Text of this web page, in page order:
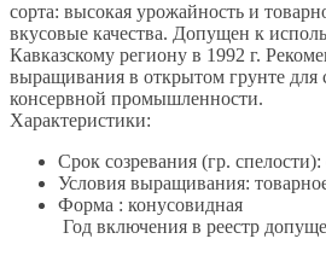
сорта: высокая урожайность и
вкусовые качества. Допущен к
Кавказскому региону в 1992 г.
выращивания в открытом грунте для
консервной промышленности.
Характеристики:
Срок созревания (гр.
Условия выращивания:
Форма : конусовидная
Год включения в реестр